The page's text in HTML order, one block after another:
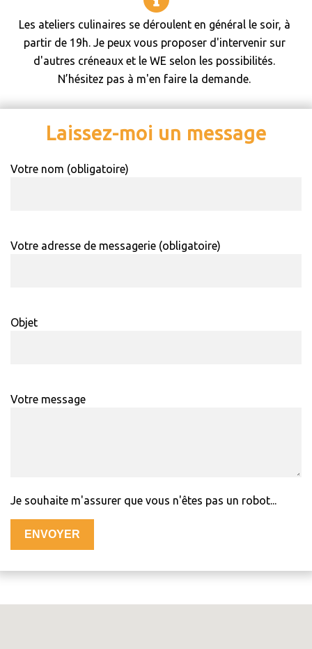
Les ateliers culinaires se déroulent en général le soir, à
partir de 19h. Je peux vous proposer d'intervenir sur
d'autres créneaux et le WE selon les possibilités.
N’hésitez pas à m'en faire la demande.
Laissez-moi un message
Votre nom (obligatoire)
Votre adresse de messagerie (obligatoire)
Objet
Votre message
Je souhaite m'assurer que vous n'êtes pas un robot...